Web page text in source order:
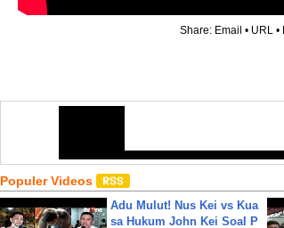
Share: Email • URL •
Populer Videos
Adu Mulut! Nus Kei vs Kua
sa Hukum John Kei Soal P